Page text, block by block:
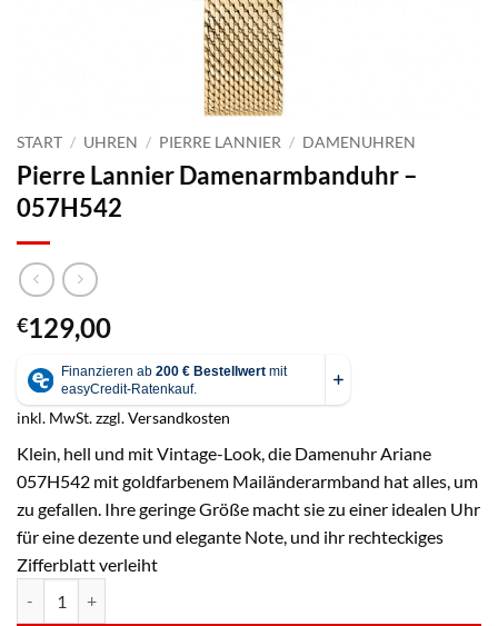
START / UHREN / PIERRE LANNIER / DAMENUHREN
Pierre Lannier Damenarmbanduhr –
057H542
€129,00
inkl. MwSt.zzgl.Versandkosten
Klein, hell und mit Vintage-Look, die Damenuhr Ariane
057H542 mit goldfarbenem Mailänderarmband hat alles, um
zu gefallen. Ihre geringe Größe macht sie zu einer idealen Uhr
für eine dezente und elegante Note, und ihr rechteckiges
Zifferblatt verleiht